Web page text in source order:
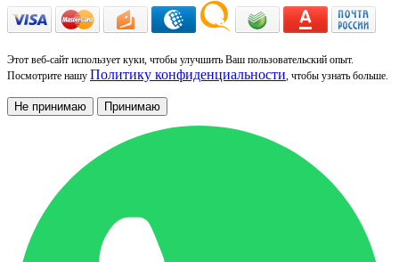
Этот веб-сайт использует куки, чтобы улучшить Ваш пользовательский опыт.
Посмотрите нашу Политику конфиденциальности, чтобы узнать больше.
Не принимаю Принимаю